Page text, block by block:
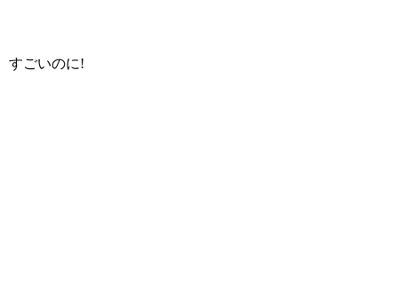
すごいのに!